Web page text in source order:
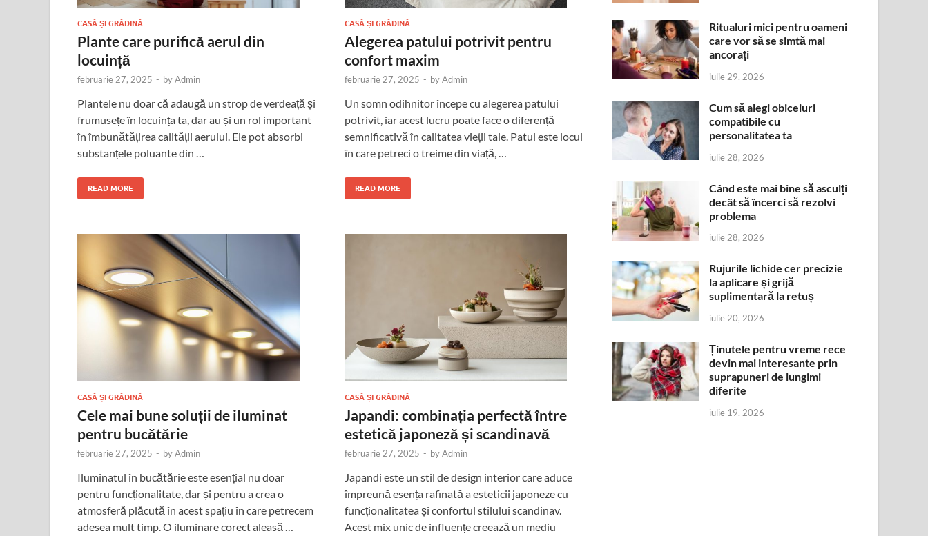
CASĂ ȘI GRĂDINĂ
Plante care purifică aerul din
locuință
februarie 27, 2025 - byAdmin
Plantele nu doar că adaugă un strop de verdeață și
frumusețe în locuința ta, dar au și un rol important
în îmbunătățirea calității aerului. Ele pot absorbi
substanțele poluante din …
READ MORE
CASĂ ȘI GRĂDINĂ
Alegerea patului potrivit pentru
confort maxim
februarie 27, 2025 - byAdmin
Un somn odihnitor începe cu alegerea patului
potrivit, iar acest lucru poate face o diferență
semnificativă în calitatea vieții tale. Patul este locul
în care petreci o treime din viață, …
READ MORE
CASĂ ȘI GRĂDINĂ
Cele mai bune soluții de iluminat
pentru bucătărie
februarie 27, 2025 - byAdmin
Iluminatul în bucătărie este esențial nu doar
pentru funcționalitate, dar și pentru a crea o
atmosferă plăcută în acest spațiu în care petrecem
adesea mult timp. O iluminare corect aleasă …
CASĂ ȘI GRĂDINĂ
Japandi: combinația perfectă între
estetică japoneză și scandinavă
februarie 27, 2025 - byAdmin
Japandi este un stil de design interior care aduce
împreună esența rafinată a esteticii japoneze cu
funcționalitatea și confortul stilului scandinav.
Acest mix unic de influențe creează un mediu
Ritualuri mici pentru oameni
care vor să se simtă mai
ancorați
iulie 29, 2026
Cum să alegi obiceiuri
compatibile cu
personalitatea ta
iulie 28, 2026
Când este mai bine să asculți
decât să încerci să rezolvi
problema
iulie 28, 2026
Rujurile lichide cer precizie
la aplicare și grijă
suplimentară la retuș
iulie 20, 2026
Ținutele pentru vreme rece
devin mai interesante prin
suprapuneri de lungimi
diferite
iulie 19, 2026